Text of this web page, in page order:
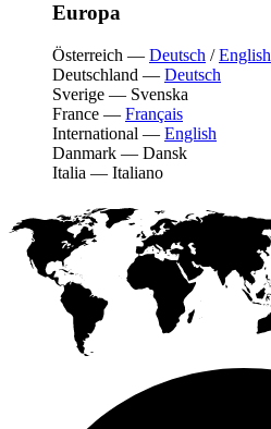
Europa
Österreich — Deutsch /English
Deutschland — Deutsch
Sverige — Svenska
France — Français
International — English
Danmark — Dansk
Italia — Italiano